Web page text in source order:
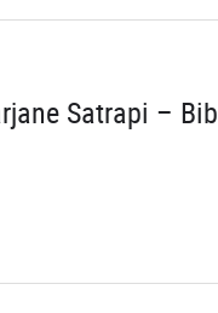
Satrapi –